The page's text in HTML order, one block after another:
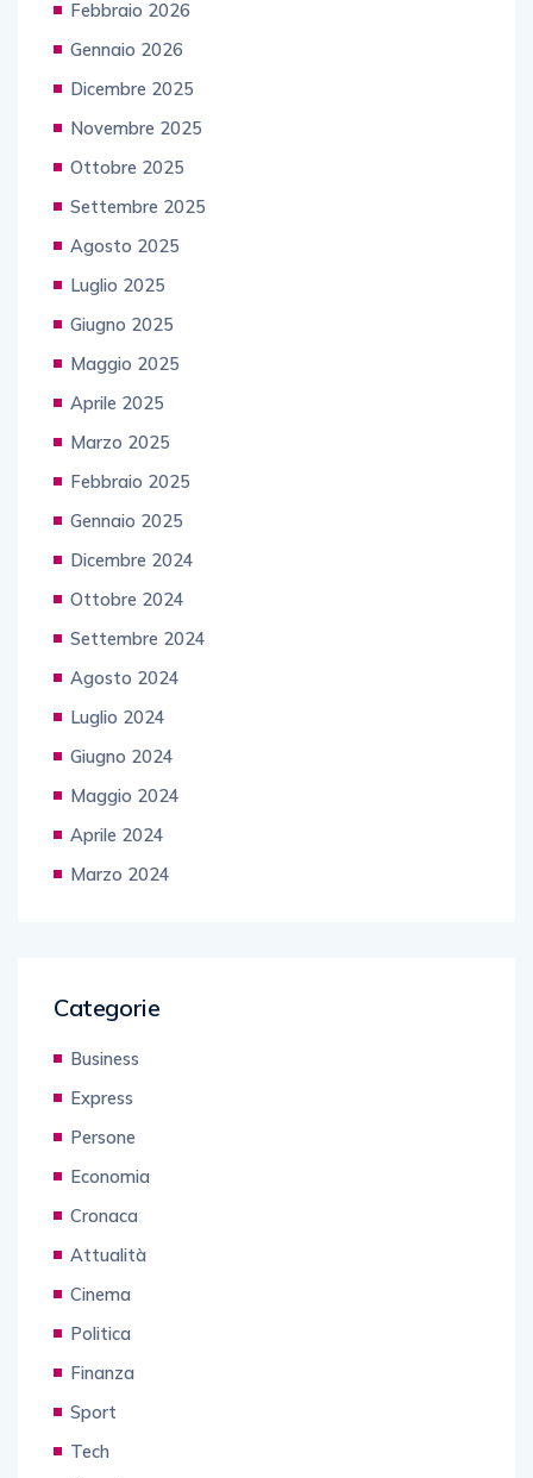
Febbraio 2026
Gennaio 2026
Dicembre 2025
Novembre 2025
Ottobre 2025
Settembre 2025
Agosto 2025
Luglio 2025
Giugno 2025
Maggio 2025
Aprile 2025
Marzo 2025
Febbraio 2025
Gennaio 2025
Dicembre 2024
Ottobre 2024
Settembre 2024
Agosto 2024
Luglio 2024
Giugno 2024
Maggio 2024
Aprile 2024
Marzo 2024
Categorie
Business
Express
Persone
Economia
Cronaca
Attualità
Cinema
Politica
Finanza
Sport
Tech